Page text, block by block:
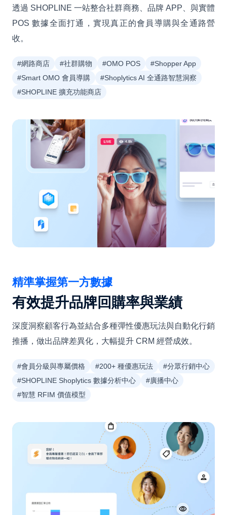
透過 SHOPLINE 一站整合社群商務、品牌 APP、與實體
POS 數據全面打通，實現真正的會員導購與全通路營
收。
#網路商店 #社群購物 #OMO POS
#Shopper App
#Smart OMO 會員導購
#Shoplytics AI 全通路智慧洞察
#SHOPLINE 擴充功能商店
精準掌握第一方數據
有效提升品牌回購率與業績
深度洞察顧客行為並結合多種彈性優惠玩法與自動化行銷
推播，做出品牌差異化，大幅提升 CRM 經營成效。
#會員分級與專屬價格 #200+ 種優惠玩法
#分眾行銷中心
#SHOPLINE Shoplytics 數據分析中心
#廣播中心
#智慧 RFIM 價值模型